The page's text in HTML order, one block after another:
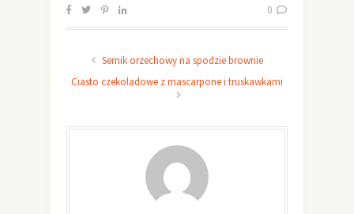
0
Sernik orzechowy na spodzie brownie
Ciasto czekoladowe z mascarpone i truskawkami